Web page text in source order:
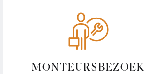
MONTEURSBEZOEK